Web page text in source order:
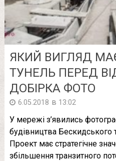
ЯКИЙ ВИГЛЯД
ТУНЕЛЬ ПЕРЕД
ДОБІРКА ФОТО
6.05.2018 в 13:02
У мережі з’явились
будівництва Бескидського
Проект має стратегічне
збільшення транзитного